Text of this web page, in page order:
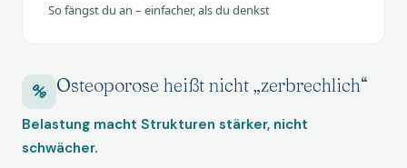
So fängst du an – einfacher, als du denkst
Osteoporose heißt nicht „zerbrechlich“
Belastung macht Strukturen stärker, nicht
schwächer.